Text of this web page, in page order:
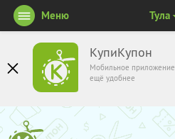
КупиКупон
Мобильное приложение
ещё удобнее
Меню Тула